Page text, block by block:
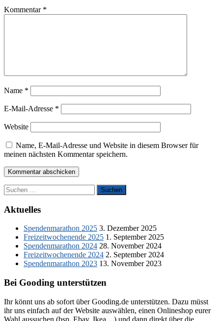
Kommentar *
Name *
E-Mail-Adresse *
Website
Name, E-Mail-Adresse und Website in diesem Browser für
meinen nächsten Kommentar speichern.
Suchen
nach:
Aktuelles
Spendenmarathon 2025 3. Dezember 2025
Freizeitwochenende 2025 1. September 2025
Spendenmarathon 2024 28. November 2024
Freizeitwochenende 2024 2. September 2024
Spendenmarathon 2023 13. November 2023
Bei Gooding unterstützen
Ihr könnt uns ab sofort über Gooding.de unterstützen. Dazu müsst
ihr uns einfach auf der Website auswählen, einen Onlineshop eurer
Wahl aussuchen (bsp. Ebay, Ikea,...) und dann direkt über die